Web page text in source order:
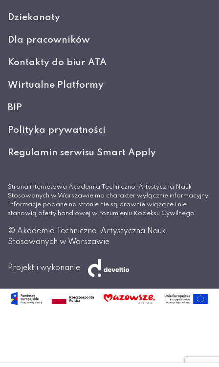
Dziekanaty
Dla pracowników
Kontakty do biur ATA
Wirtualne Platformy
BIP
Polityka prywatności
Regulamin serwisu Smart Apply
Strona internetowa Akademia Techniczno-Artystyczna Nauk
Stosowanych w Warszawie ma charakter wyłącznie informacyjny.
Informacje podane na stronie nie są prawnie wiążące i nie
stanowią oferty handlowej w rozumieniu Kodeksu Cywilnego.
© Akademia Techniczno-Artystyczna Nauk
Stosowanych w Warszawie
Projekt i wykonanie